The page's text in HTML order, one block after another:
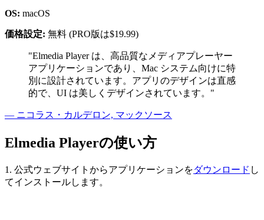
OS: macOS
価格設定: 無料 (PRO版は$19.99)
"Elmedia Player は、高品質なメディアプレーヤー
アプリケーションであり、Mac システム向けに特
別に設計されています。アプリのデザインは直感
的で、UI は美しくデザインされています。"
— ニコラス・カルデロン, マックソース
Elmedia Playerの使い方
1. 公式ウェブサイトからアプリケーションをダウンロード し
てインストールします。